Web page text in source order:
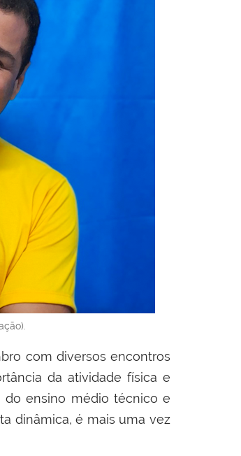
com diversos encontros
da atividade física e
do ensino médio técnico e
dinâmica, é mais uma vez